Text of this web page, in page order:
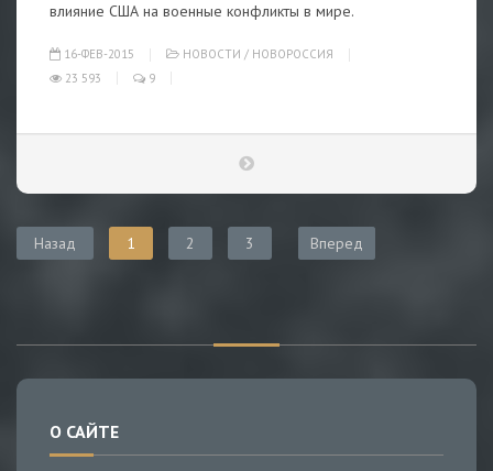
влияние США на военные конфликты в мире.
16-ФЕВ-2015 НОВОСТИ / НОВОРОССИЯ
23 593
9
Назад 1 2 3 Вперед
О САЙТЕ